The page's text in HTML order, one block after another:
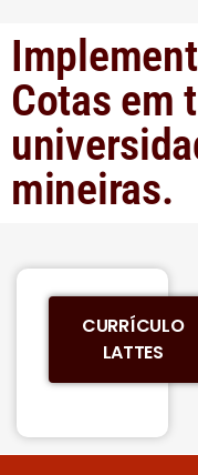
Cotas em
mineiras.
CURRÍCULO
LATTES